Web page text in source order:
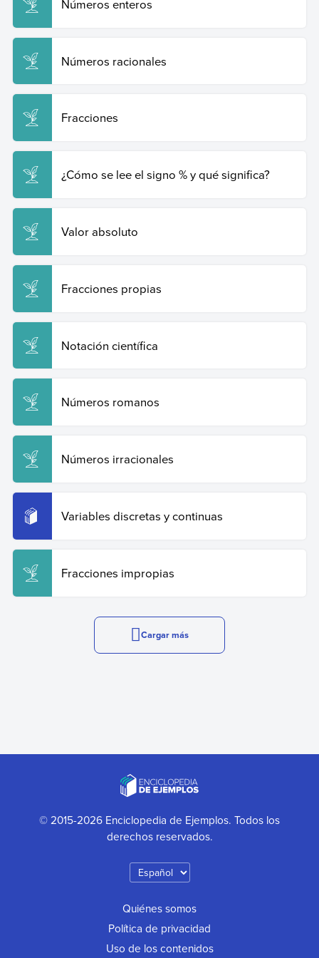
Números enteros
Números racionales
Fracciones
¿Cómo se lee el signo % y qué significa?
Valor absoluto
Fracciones propias
Notación científica
Números romanos
Números irracionales
Variables discretas y continuas
Fracciones impropias
Cargar más
© 2015-2026 Enciclopedia de Ejemplos. Todos los
derechos reservados.
Quiénes somos
Política de privacidad
Uso de los contenidos